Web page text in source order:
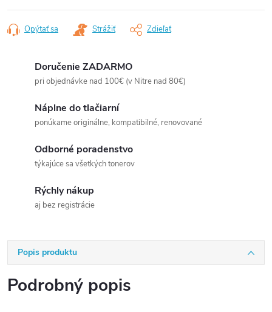
Opýtať sa Strážiť Zdieľať
Doručenie ZADARMO
pri objednávke nad 100€ (v Nitre nad 80€)
Náplne do tlačiarní
ponúkame originálne, kompatibilné, renovované
Odborné poradenstvo
týkajúce sa všetkých tonerov
Rýchly nákup
aj bez registrácie
Popis produktu
Podrobný popis